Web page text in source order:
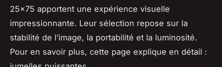
25x75 apportent une expérience visuelle
impressionnante. Leur sélection repose sur la
stabilité de l’image, la portabilité et la luminosité.
Pour en savoir plus, cette page explique en détail :